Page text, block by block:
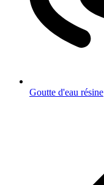
Goutte d'eau résine